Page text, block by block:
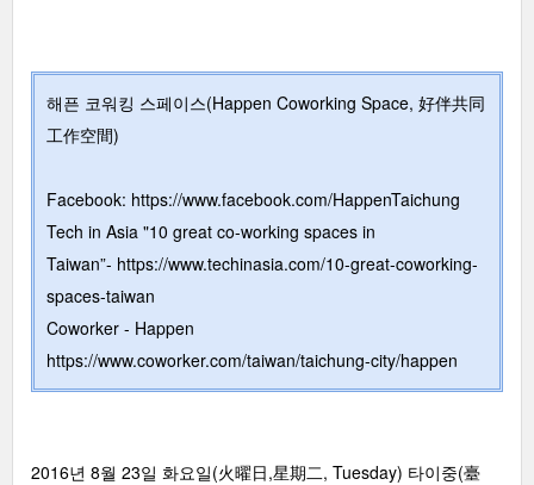
해픈 코워킹 스페이스(Happen Coworking Space, 好伴共同
工作空間)
Facebook: https://www.facebook.com/HappenTaichung
Tech in Asia "10 great co-working spaces in
Taiwan”- https://www.techinasia.com/10-great-coworking-
spaces-taiwan
Coworker - Happen
https://www.coworker.com/taiwan/taichung-city/happen
2016년 8월 23일 화요일(火曜日,星期二, Tuesday) 타이중(臺